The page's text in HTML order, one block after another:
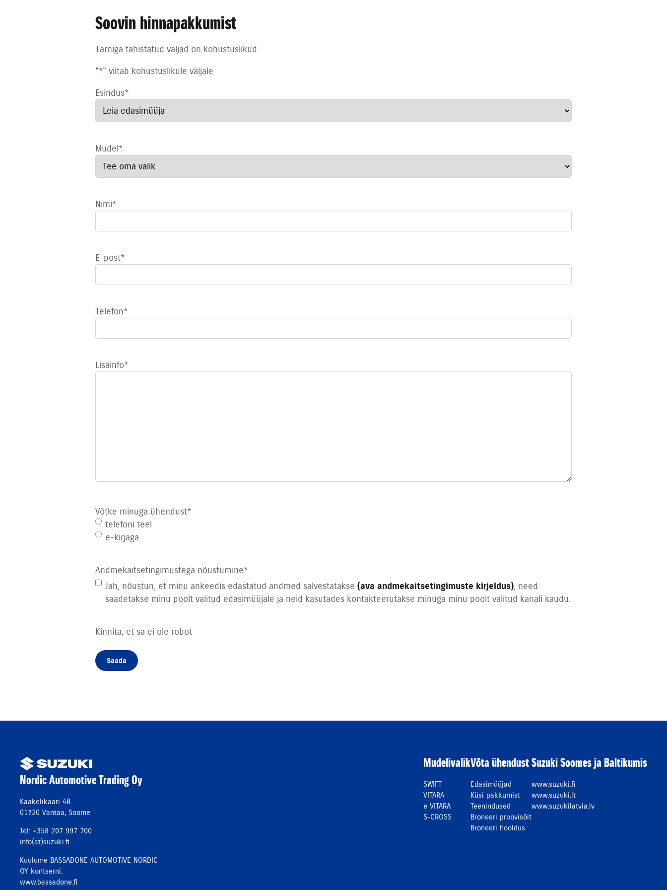
Soovin hinnapakkumist
Tärniga tähistatud väljad on kohustuslikud.
"*" viitab kohustuslikule väljale
Esindus*
Mudel*
Nimi*
E-post*
Telefon*
Lisainfo*
Võtke minuga ühendust*
telefoni teel
e-kirjaga
Andmekaitsetingimustega nõustumine*
Jah, nõustun, et minu ankeedis edastatud andmed salvestatakse (ava andmekaitsetingimuste kirjeldus), need
saadetakse minu poolt valitud edasimüüjale ja neid kasutades kontakteerutakse minuga minu poolt valitud kanali kaudu.
Kinnita, et sa ei ole robot
Nordic Automotive Trading Oy
Kaakelikaari 4B
01720 Vantaa, Soome
Tel: +358 207 997 700
info(at)suzuki.fi
Kuulume BASSADONE AUTOMOTIVE NORDIC
OY kontserni.
www.bassadone.fi
Mudelivalik
SWIFT
VITARA
e VITARA
S-CROSS
Võta ühendust
Edasimüüjad
Küsi pakkumist
Teenindused
Broneeri proovisõit
Broneeri hooldus
Suzuki Soomes ja Baltikumis
www.suzuki.fi
www.suzuki.lt
www.suzukilatvia.lv